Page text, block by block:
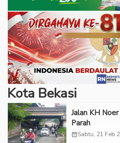
Kota Bekasi
Jalan KH
Parah
calendar_monthSabtu, 21 Feb